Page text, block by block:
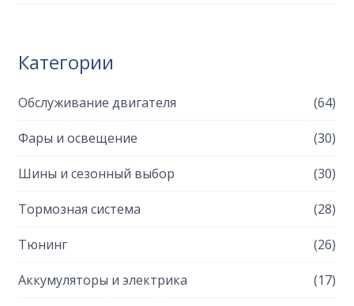
Категории
Обслуживание двигателя (64)
Фары и освещение (30)
Шины и сезонный выбор (30)
Тормозная система (28)
Тюнинг (26)
Аккумуляторы и электрика (17)